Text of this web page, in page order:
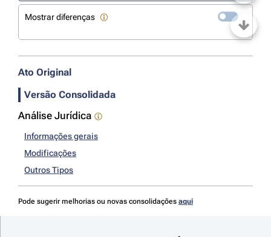
Mostrar diferenças
Ato Original
Versão Consolidada
Análise Jurídica
Informações gerais
Modificações
Outros Tipos
Pode sugerir melhorias ou novas consolidações aqui